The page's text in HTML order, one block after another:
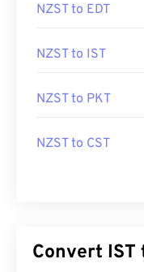
NZST to EDT
NZST to IST
NZST to PKT
NZST to CST
Convert